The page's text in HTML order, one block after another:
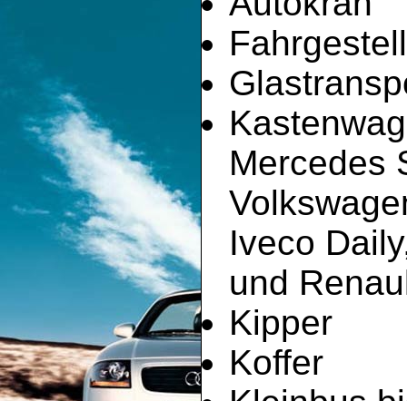
Fahrgestell
Mercedes
Iveco
und
Kipper
Koffer